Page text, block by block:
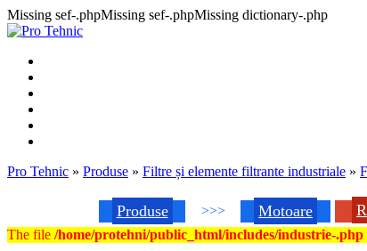
Missing sef-.phpMissing sef-.phpMissing dictionary-.php
Pro Tehnic » Produse » Filtre și elemente filtrante industriale »
Produse >>> Motoare
The file /home/protehni/public_html/includes/industrie-.php